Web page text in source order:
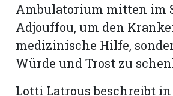
Ambulatorium mitten im
Adjouffou, um den
medizinische Hilfe,
Würde und Trost zu
Lotti Latrous beschreibt